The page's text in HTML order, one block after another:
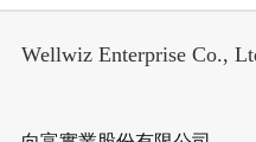
Wellwiz Enterprise Co.,